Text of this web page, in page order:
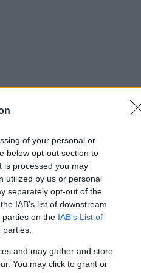
of your personal or
below opt-out section to
is processed you may
utilized by us or personal
separately opt-out of the
IAB’s list of downstream
parties on the IAB’s List of
and may gather and store
You may click to grant or